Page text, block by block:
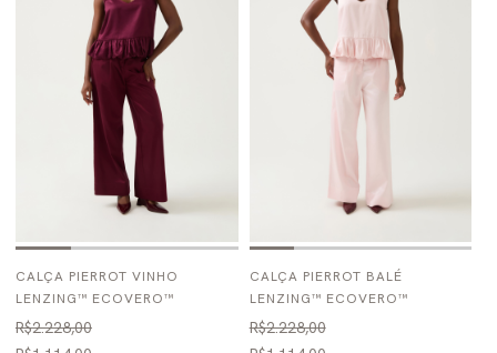
CALÇA PIERROT VINHO
LENZING™ ECOVERO™
R$2.228,00
CALÇA PIERROT BALÉ
LENZING™ ECOVERO™
R$2.228,00